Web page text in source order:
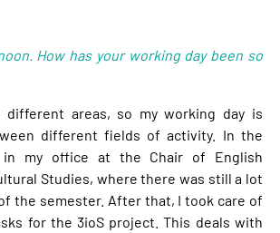
How has your working day been so
areas, so my working day is
different fields of activity. In the
in my office at the Chair of English
Studies, where there was still a lot
the semester. After that, I took care of
for the 3ioS project. This deals with